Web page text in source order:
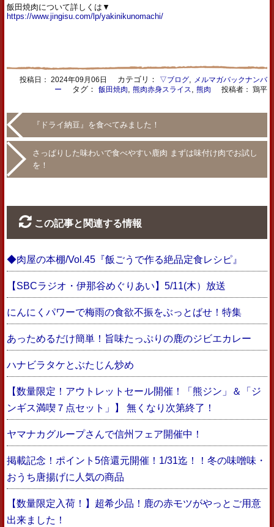
飯田焼肉について詳しくは▼
https://www.jingisu.com/lp/yakinikunomachi/
投稿日： 2024年09月06日 カテゴリ： ▽ブログ, メルマガバックナンバ
ー タグ： 飯田焼肉, 熊肉赤身スライス, 熊肉 投稿者： 鶏平
『ドライ納豆』を食べてみました！
さっぱりした味わいで食べやすい鹿肉 まずは味付け肉でお試し
を！
この記事と関連する情報
◆肉屋の本棚/Vol.45『飯ごうで作る絶品定食レシピ』
【SBCラジオ・伊那谷めぐりあい】5/11(木）放送
にんにくパワーで梅雨の食欲不振をぶっとばせ！特集
あっためるだけ簡単！旨味たっぷりの鹿のジビエカレー
ハナビラタケとぶたじん炒め
【数量限定！アウトレットセール開催！「熊ジン」＆「ジ
ンギス満喫７点セット」】 無くなり次第終了！
ヤマナカグループさんで信州フェア開催中！
掲載記念！ポイント5倍還元開催！1/31迄！！冬の味噌味・
おうち唐揚げに人気の商品
【数量限定入荷！】超希少品！鹿の赤モツがやっとご用意
出来ました！